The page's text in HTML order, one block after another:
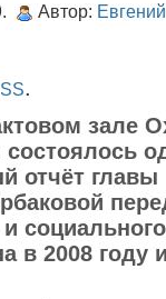
Автор:
.
зале
состоялось
отчёт главы
в 2008 году